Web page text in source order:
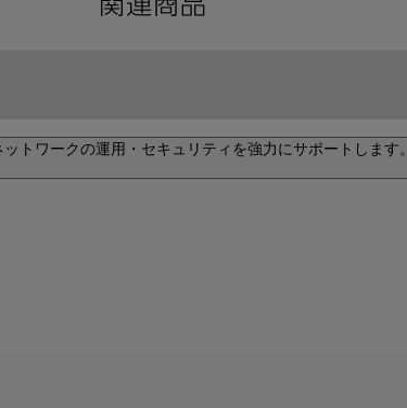
関連商品
トワークの運用・セキュリティを強力にサポートします。